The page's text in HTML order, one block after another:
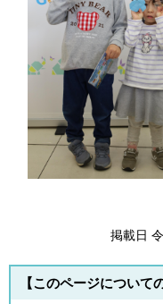
掲載日
【このページについて